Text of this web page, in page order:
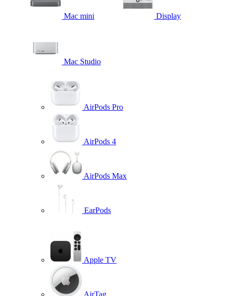
Mac mini Display
Mac Studio
AirPods Pro
AirPods 4
AirPods Max
EarPods
Apple TV